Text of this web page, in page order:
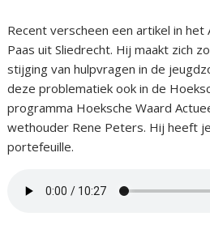
Recent verscheen een artikel in het
Paas uit Sliedrecht. Hij maakt zich
stijging van hulpvragen in de
deze problematiek ook in de
programma Hoeksche Waard
wethouder Rene Peters. Hij heeft
portefeuille.